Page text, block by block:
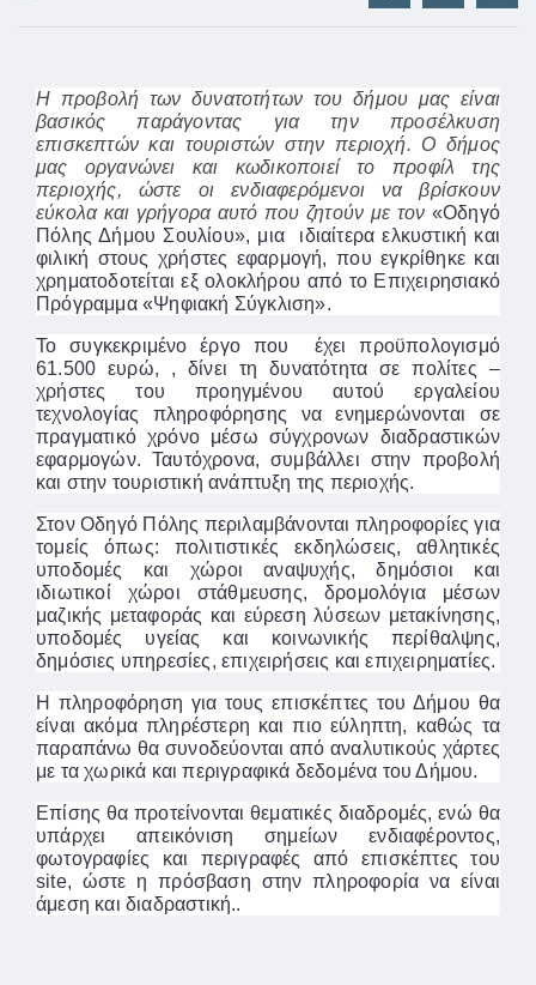
Η προβολή των δυνατοτήτων του δήμου μας είναι
βασικός παράγοντας για την προσέλκυση
επισκεπτών και τουριστών στην περιοχή. O δήμος
μας οργανώνει και κωδικοποιεί το προφίλ της
περιοχής, ώστε οι ενδιαφερόμενοι να βρίσκουν
εύκολα και γρήγορα αυτό που ζητούν με τον «Οδηγό
Πόλης Δήμου Σουλίου», μια ιδιαίτερα ελκυστική και
φιλική στους χρήστες εφαρμογή, που εγκρίθηκε και
χρηματοδοτείται εξ ολοκλήρου από το Επιχειρησιακό
Πρόγραμμα «Ψηφιακή Σύγκλιση».
Το συγκεκριμένο έργο που έχει προϋπολογισμό
61.500 ευρώ, , δίνει τη δυνατότητα σε πολίτες –
χρήστες του προηγμένου αυτού εργαλείου
τεχνολογίας πληροφόρησης να ενημερώνονται σε
πραγματικό χρόνο μέσω σύγχρονων διαδραστικών
εφαρμογών. Ταυτόχρονα, συμβάλλει στην προβολή
και στην τουριστική ανάπτυξη της περιοχής.
Στον Οδηγό Πόλης περιλαμβάνονται πληροφορίες για
τομείς όπως: πολιτιστικές εκδηλώσεις, αθλητικές
υποδομές και χώροι αναψυχής, δημόσιοι και
ιδιωτικοί χώροι στάθμευσης, δρομολόγια μέσων
μαζικής μεταφοράς και εύρεση λύσεων μετακίνησης,
υποδομές υγείας και κοινωνικής περίθαλψης,
δημόσιες υπηρεσίες, επιχειρήσεις και επιχειρηματίες.
Η πληροφόρηση για τους επισκέπτες του Δήμου θα
είναι ακόμα πληρέστερη και πιο εύληπτη, καθώς τα
παραπάνω θα συνοδεύονται από αναλυτικούς χάρτες
με τα χωρικά και περιγραφικά δεδομένα του Δήμου.
Επίσης θα προτείνονται θεματικές διαδρομές, ενώ θα
υπάρχει απεικόνιση σημείων ενδιαφέροντος,
φωτογραφίες και περιγραφές από επισκέπτες του
site, ώστε η πρόσβαση στην πληροφορία να είναι
άμεση και διαδραστική..